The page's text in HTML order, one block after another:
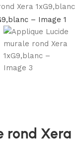
Xera 1xG9,blanc
rond Xera